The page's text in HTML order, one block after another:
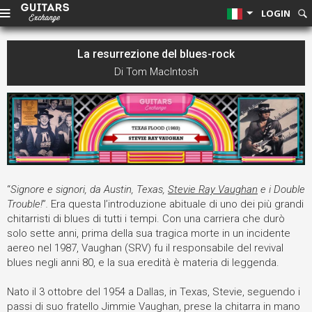
LOGIN
La resurrezione del blues-rock
Di Tom MacIntosh
“Signore e signori, da Austin, Texas, Stevie Ray Vaughan e i Double
Trouble!”. Era questa l’introduzione abituale di uno dei più grandi
chitarristi di blues di tutti i tempi. Con una carriera che durò
solo sette anni, prima della sua tragica morte in un incidente
aereo nel 1987, Vaughan (SRV) fu il responsabile del revival
blues negli anni 80, e la sua eredità è materia di leggenda.
Nato il 3 ottobre del 1954 a Dallas, in Texas, Stevie, seguendo i
passi di suo fratello Jimmie Vaughan, prese la chitarra in mano